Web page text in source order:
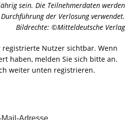
sein. Die Teilnehmerdaten werden
der Verlosung verwendet.
Bildrechte: ©Mitteldeutsche Verlag
Nutzer sichtbar. Wenn
haben, melden Sie sich bitte an.
weiter unten registrieren.
Adresse